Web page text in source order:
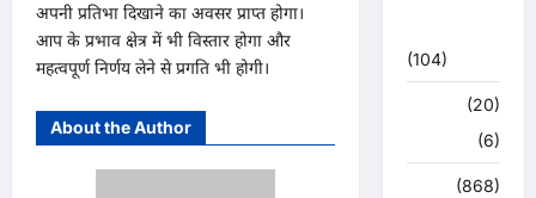
अपनी प्रतिभा दिखाने का अवसर प्राप्त होगा।
आप के प्रभाव क्षेत्र में भी विस्तार होगा और
महत्वपूर्ण निर्णय लेने से प्रगति भी होगी।
About the Author
(104)
(20)
(6)
(868)